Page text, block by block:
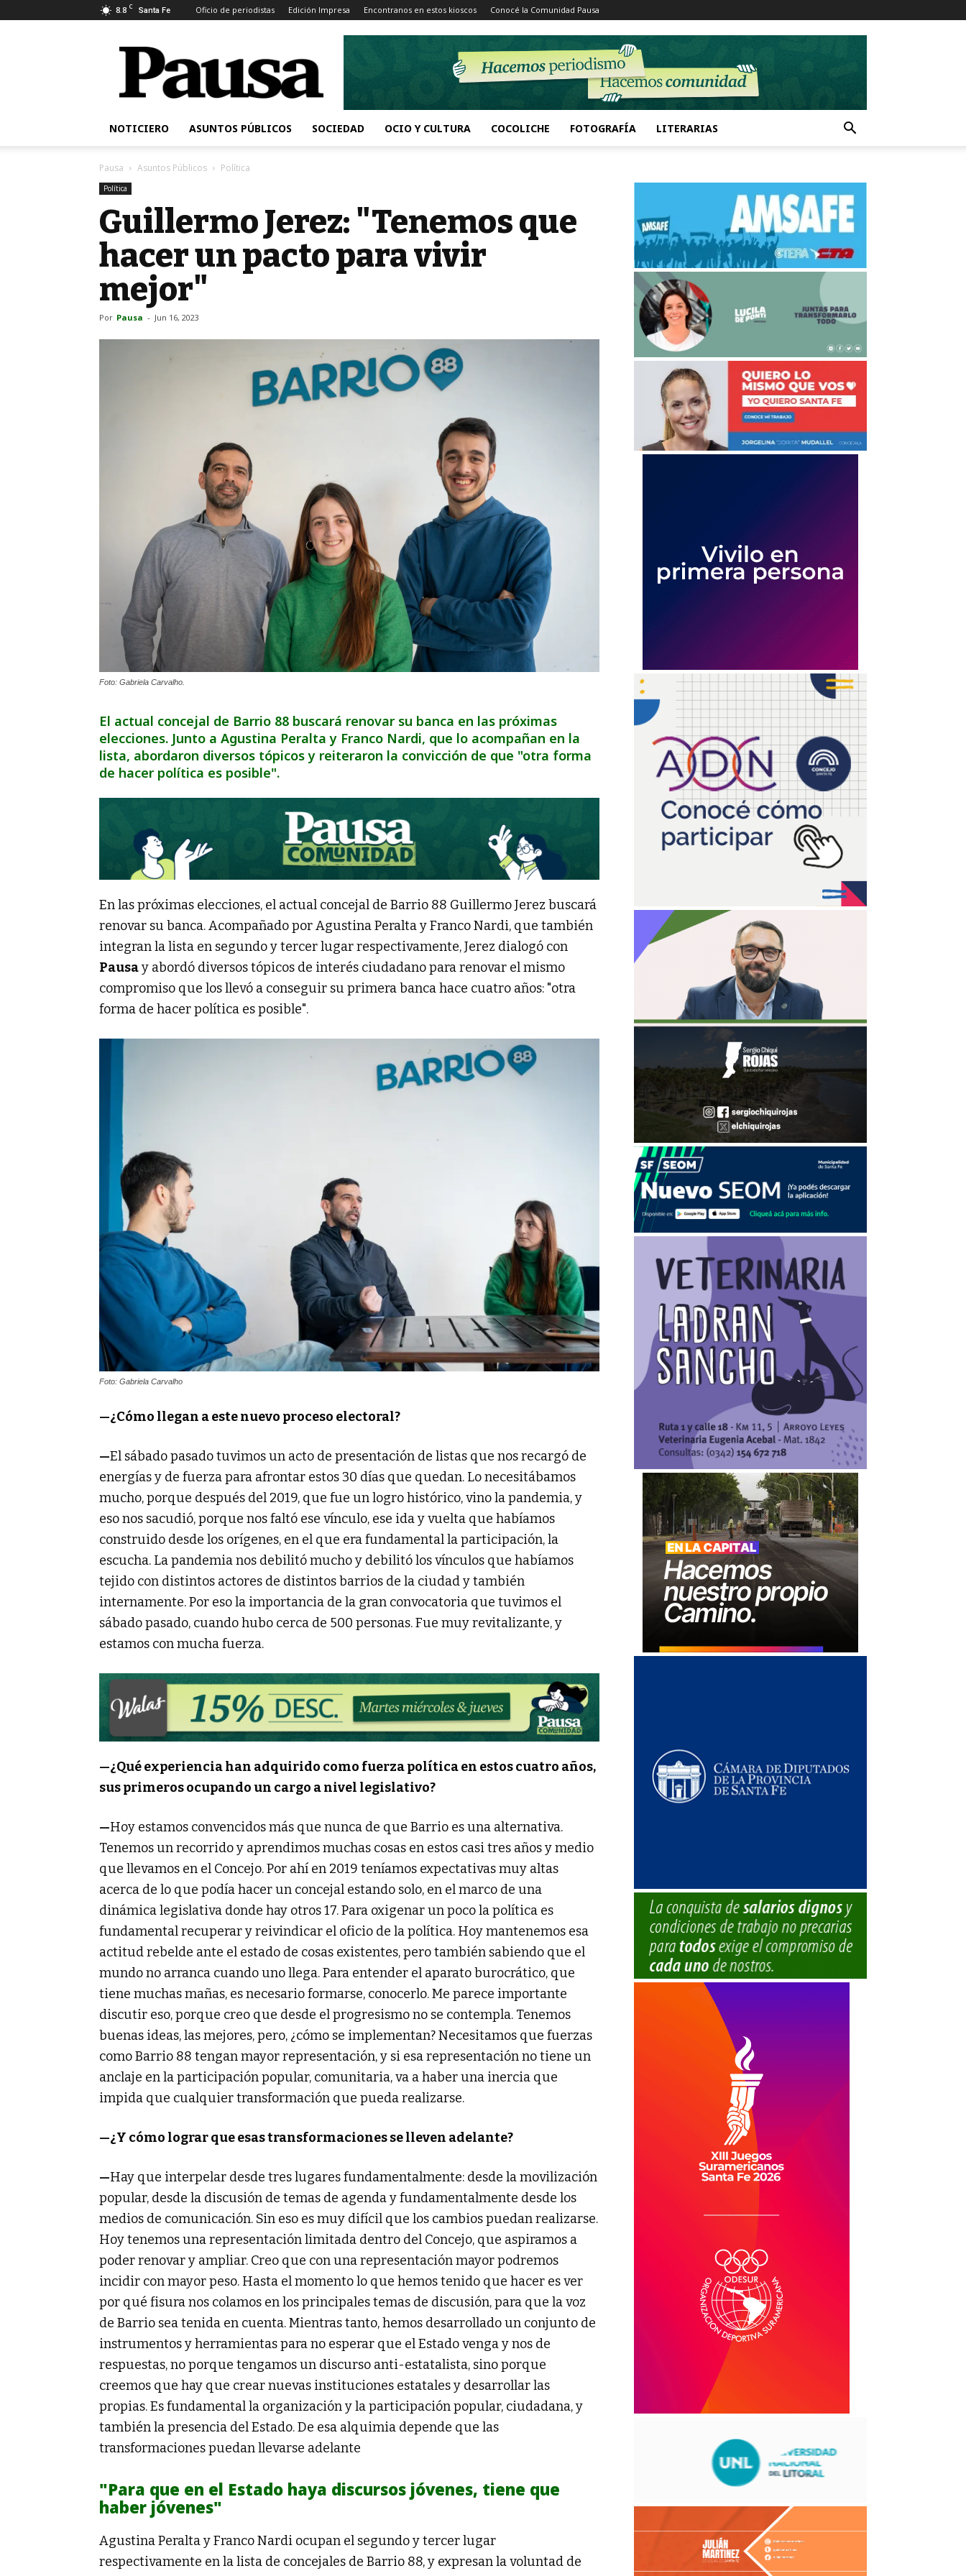
8.8 C Santa Fe Oficio de periodistas Edición Impresa Encontranos en estos kioscos Conocé la Comunidad Pausa
Pausa
NOTICIERO ASUNTOS PÚBLICOS SOCIEDAD OCIO Y CULTURA COCOLICHE FOTOGRAFÍA LITERARIAS
Pausa Asuntos Públicos Política
Política
Guillermo Jerez: "Tenemos que
hacer un pacto para vivir
mejor"
Por Pausa - Jun 16, 2023
Foto: Gabriela Carvalho.
El actual concejal de Barrio 88 buscará renovar su banca en las próximas
elecciones. Junto a Agustina Peralta y Franco Nardi, que lo acompañan en la
lista, abordaron diversos tópicos y reiteraron la convicción de que "otra forma
de hacer política es posible".
En las próximas elecciones, el actual concejal de Barrio 88 Guillermo Jerez buscará
renovar su banca. Acompañado por Agustina Peralta y Franco Nardi, que también
integran la lista en segundo y tercer lugar respectivamente, Jerez dialogó con
Pausay abordó diversos tópicos de interés ciudadano para renovar el mismo
compromiso que los llevó a conseguir su primera banca hace cuatro años: "otra
forma de hacer política es posible".
Foto: Gabriela Carvalho
—¿Cómo llegan a este nuevo proceso electoral?
—El sábado pasado tuvimos un acto de presentación de listas que nos recargó de
energías y de fuerza para afrontar estos 30 días que quedan. Lo necesitábamos
mucho, porque después del 2019, que fue un logro histórico, vino la pandemia, y
eso nos sacudió, porque nos faltó ese vínculo, ese ida y vuelta que habíamos
construido desde los orígenes, en el que era fundamental la participación, la
escucha. La pandemia nos debilitó mucho y debilitó los vínculos que habíamos
tejido con distintos actores de distintos barrios de la ciudad y también
internamente. Por eso la importancia de la gran convocatoria que tuvimos el
sábado pasado, cuando hubo cerca de 500 personas. Fue muy revitalizante, y
estamos con mucha fuerza.
—¿Qué experiencia han adquirido como fuerza política en estos cuatro años,
sus primeros ocupando un cargo a nivel legislativo?
—Hoy estamos convencidos más que nunca de que Barrio es una alternativa.
Tenemos un recorrido y aprendimos muchas cosas en estos casi tres años y medio
que llevamos en el Concejo. Por ahí en 2019 teníamos expectativas muy altas
acerca de lo que podía hacer un concejal estando solo, en el marco de una
dinámica legislativa donde hay otros 17. Para oxigenar un poco la política es
fundamental recuperar y reivindicar el oficio de la política. Hoy mantenemos esa
actitud rebelde ante el estado de cosas existentes, pero también sabiendo que el
mundo no arranca cuando uno llega. Para entender el aparato burocrático, que
tiene muchas mañas, es necesario formarse, conocerlo. Me parece importante
discutir eso, porque creo que desde el progresismo no se contempla. Tenemos
buenas ideas, las mejores, pero, ¿cómo se implementan? Necesitamos que fuerzas
como Barrio 88 tengan mayor representación, y si esa representación no tiene un
anclaje en la participación popular, comunitaria, va a haber una inercia que
impida que cualquier transformación que pueda realizarse.
—¿Y cómo lograr que esas transformaciones se lleven adelante?
—Hay que interpelar desde tres lugares fundamentalmente: desde la movilización
popular, desde la discusión de temas de agenda y fundamentalmente desde los
medios de comunicación. Sin eso es muy difícil que los cambios puedan realizarse.
Hoy tenemos una representación limitada dentro del Concejo, que aspiramos a
poder renovar y ampliar. Creo que con una representación mayor podremos
incidir con mayor peso. Hasta el momento lo que hemos tenido que hacer es ver
por qué fisura nos colamos en los principales temas de discusión, para que la voz
de Barrio sea tenida en cuenta. Mientras tanto, hemos desarrollado un conjunto de
instrumentos y herramientas para no esperar que el Estado venga y nos de
respuestas, no porque tengamos un discurso anti-estatalista, sino porque
creemos que hay que crear nuevas instituciones estatales y desarrollar las
propias. Es fundamental la organización y la participación popular, ciudadana, y
también la presencia del Estado. De esa alquimia depende que las
transformaciones puedan llevarse adelante
"Para que en el Estado haya discursos jóvenes, tiene que
haber jóvenes"
Agustina Peralta y Franco Nardi ocupan el segundo y tercer lugar
respectivamente en la lista de concejales de Barrio 88, y expresan la voluntad de